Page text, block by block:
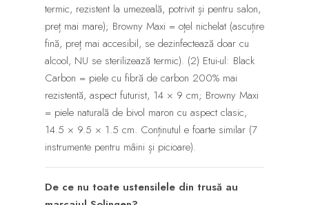
termic, rezistent la umezeală, potrivit și pentru salon,
preț mai mare); Browny Maxi = oțel nichelat (ascuțire
fină, preț mai accesibil, se dezinfectează doar cu
alcool, NU se sterilizează termic). (2) Etui-ul: Black
Carbon = piele cu fibră de carbon 200% mai
rezistentă, aspect futurist, 14 × 9 cm; Browny Maxi
= piele naturală de bivol maron cu aspect clasic,
14.5 × 9.5 × 1.5 cm. Conținutul e foarte similar (7
instrumente pentru mâini și picioare).
De ce nu toate ustensilele din trusă au